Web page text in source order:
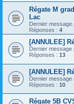
Régate M
Lac
Dernier message
Réponses : 4
[ANNULEE]
Dernier message
Réponses : 13
[ANNULEE]
Dernier message
Réponses : 10
Régate 5B